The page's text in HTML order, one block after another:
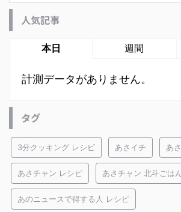
人気記事
本日 週間
計測データがありません。
タグ
3分クッキング レシピ あさイチ あ
あさチャン レシピ あさチャン 北斗ごは
あのニュースで得する人 レシピ